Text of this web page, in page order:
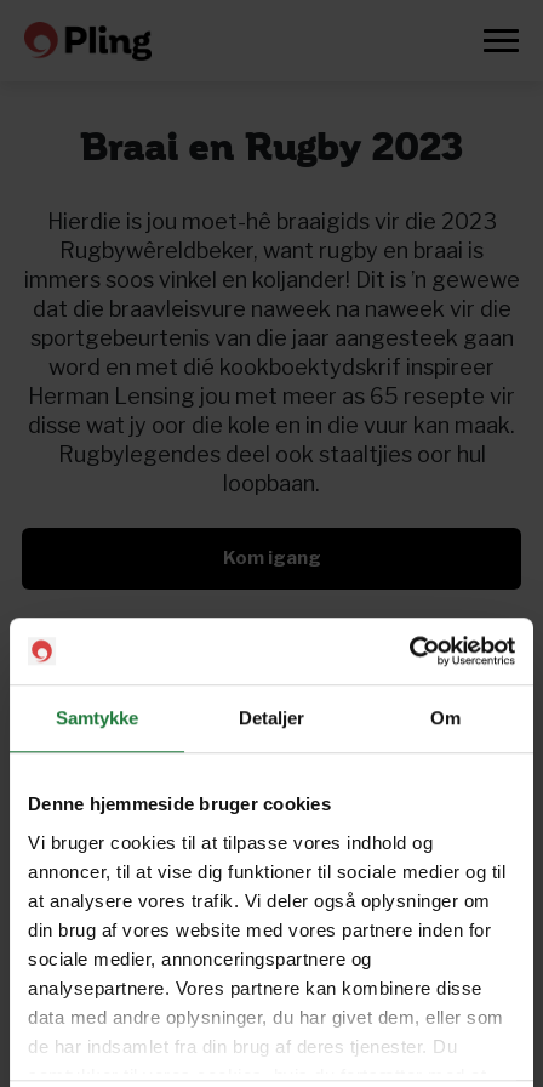
Samtykke Detaljer Om
Denne hjemmeside bruger cookies
Vi bruger cookies til at tilpasse vores indhold og
annoncer, til at vise dig funktioner til sociale medier og til
at analysere vores trafik. Vi deler også oplysninger om
din brug af vores website med vores partnere inden for
sociale medier, annonceringspartnere og
analysepartnere. Vores partnere kan kombinere disse
data med andre oplysninger, du har givet dem, eller som
de har indsamlet fra din brug af deres tjenester. Du
samtykker til vores cookies, hvis du fortsætter med at
Prøv en måned gratis
Braai en Rugby 2023
Hierdie is jou moet-hê braaigids vir die 2023
Rugbywêreldbeker, want rugby en braai is
immers soos vinkel en koljander! Dit is ’n gewewe
dat die braavleisvure naweek na naweek vir die
sportgebeurtenis van die jaar aangesteek gaan
word en met dié kookboektydskrif inspireer
Herman Lensing jou met meer as 65 resepte vir
disse wat jy oor die kole en in die vuur kan maak.
Rugbylegendes deel ook staaltjies oor hul
loopbaan.
Kom igang
Uitgawe 1 2023
Nyt i Pling
Gavekort
Pling Favorit